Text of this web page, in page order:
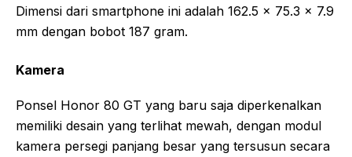
Dimensi dari smartphone ini adalah 162.5 x 75.3 x 7.9
mm dengan bobot 187 gram.
Kamera
Ponsel Honor 80 GT yang baru saja diperkenalkan
memiliki desain yang terlihat mewah, dengan modul
kamera persegi panjang besar yang tersusun secara